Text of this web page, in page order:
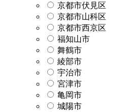
京都市伏見区
京都市山科区
京都市西京区
福知山市
舞鶴市
綾部市
宇治市
宮津市
亀岡市
城陽市